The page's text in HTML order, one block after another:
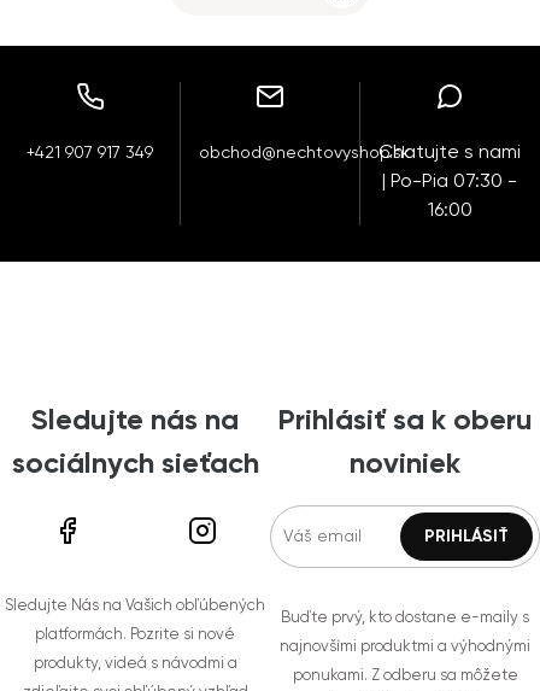
+421 907 917 349 obchod@nechtovyshop.skChatujte s nami
| Po-Pia 07:30 -
16:00
Sledujte nás na
sociálnych sieťach
Sledujte Nás na Vašich obľúbených
platformách. Pozrite si nové
produkty, videá s návodmi a
Prihlásiť sa k oberu
noviniek
Buďte prvý, kto dostane e-maily s
najnovšími produktmi a výhodnými
ponukami. Z odberu sa môžete